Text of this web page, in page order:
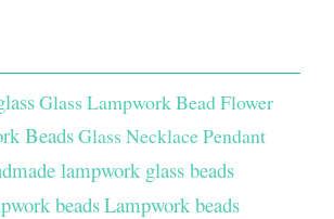
Glass Lampwork Bead Flower
BeadsGlass Necklace Pendant
lampwork glass beads
beadsLampwork beads